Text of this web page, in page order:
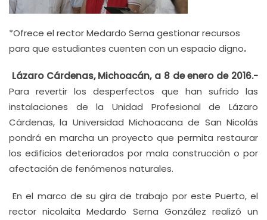
*Ofrece el rector Medardo Serna gestionar recursos
para que estudiantes cuenten con un espacio digno.
Lázaro Cárdenas, Michoacán, a 8 de enero de 2016.-
Para revertir los desperfectos que han sufrido las
instalaciones de la Unidad Profesional de Lázaro
Cárdenas, la Universidad Michoacana de San Nicolás
pondrá en marcha un proyecto que permita restaurar
los edificios deteriorados por mala construcción o por
afectación de fenómenos naturales.
En el marco de su gira de trabajo por este Puerto, el
rector nicolaita Medardo Serna González realizó un